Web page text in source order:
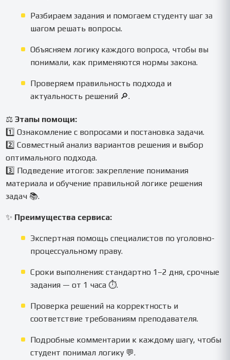
Разбираем задания и помогаем студенту шаг за
шагом решать вопросы.
Объясняем логику каждого вопроса, чтобы вы
понимали, как применяются нормы закона.
Проверяем правильность подхода и
актуальность решений 🔎.
⚖️Этапы помощи:
1️⃣ Ознакомление с вопросами и постановка задачи.
2️⃣ Совместный анализ вариантов решения и выбор
оптимального подхода.
3️⃣ Подведение итогов: закрепление понимания
материала и обучение правильной логике решения
задач 📚.
✨ Преимущества сервиса:
Экспертная помощь специалистов по уголовно-
процессуальному праву.
Сроки выполнения: стандартно 1–2 дня, срочные
задания — от 1 часа ⏱️.
Проверка решений на корректность и
соответствие требованиям преподавателя.
Подробные комментарии к каждому шагу, чтобы
студент понимал логику 💬.